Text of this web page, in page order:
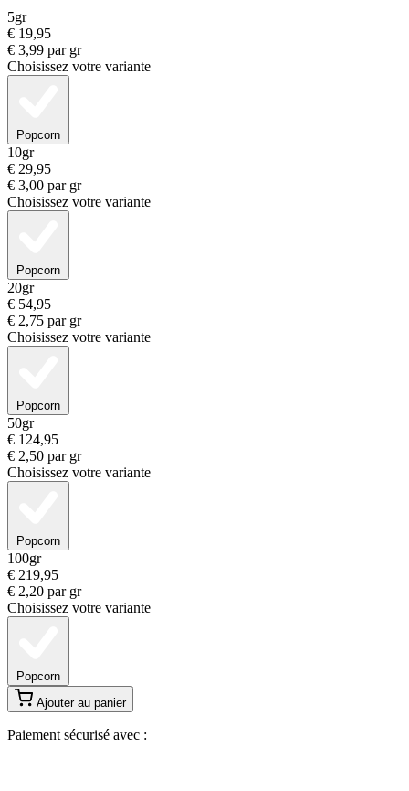
5gr
€ 19,95
€ 3,99 par gr
Choisissez votre variante
Popcorn
10gr
€ 29,95
€ 3,00 par gr
Choisissez votre variante
Popcorn
20gr
€ 54,95
€ 2,75 par gr
Choisissez votre variante
Popcorn
50gr
€ 124,95
€ 2,50 par gr
Choisissez votre variante
Popcorn
100gr
€ 219,95
€ 2,20 par gr
Choisissez votre variante
Popcorn
Ajouter au panier
Paiement sécurisé avec :